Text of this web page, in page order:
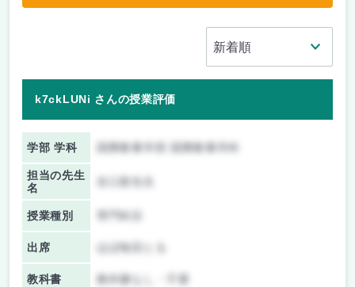
k7ckLUNi さんの授業評価
学部 学科 国際教養学部 国際教養学科
担当の先生
名
授業種別
出席 ほぼ毎回とる
教科書 教科書なし・不要